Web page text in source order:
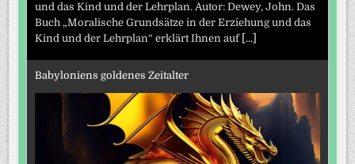
und das Kind und der Lehrplan. Autor: Dewey, John. Das
Buch „Moralische Grundsätze in der Erziehung und das
Kind und der Lehrplan“ erklärt Ihnen auf [...]
Babyloniens goldenes Zeitalter